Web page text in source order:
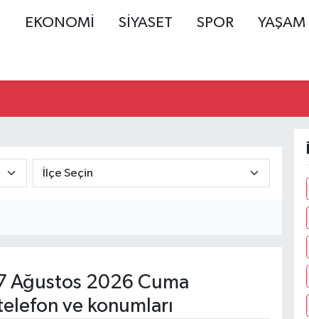
EKONOMİ SİYASET SPOR YAŞAM
Ağustos 2026 Cuma
ve konumları